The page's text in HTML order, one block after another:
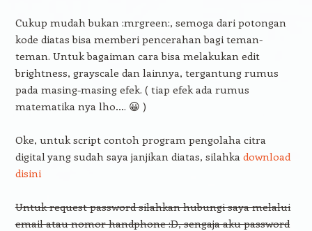
Cukup mudah bukan :mrgreen:, semoga dari potongan
kode diatas bisa memberi pencerahan bagi teman-
teman. Untuk bagaiman cara bisa melakukan edit
brightness, grayscale dan lainnya, tergantung rumus
pada masing-masing efek. ( tiap efek ada rumus
matematika nya lho…. 😀 )
Oke, untuk script contoh program pengolaha citra
digital yang sudah saya janjikan diatas, silahka download
disini
Untuk request password silahkan hubungi saya melalui
email atau nomor handphone :D, sengaja aku password